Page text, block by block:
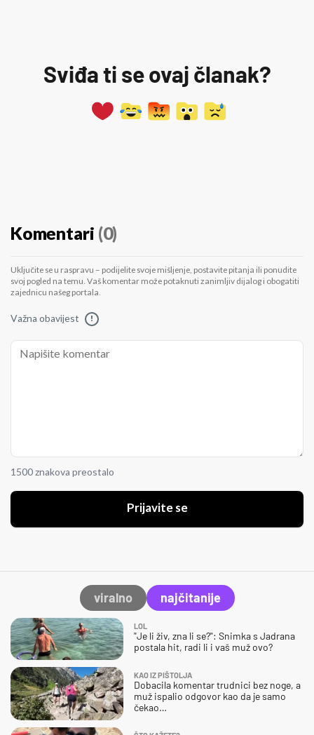
Sviđa ti se ovaj članak?
Komentari (0)
Uključite se u raspravu – podijelite svoje mišljenje, postavite pitanja ili ponudite
svoj pogled na temu. Vaš komentar može potaknuti zanimljiv dijalog i obogatiti
zajednicu našeg portala.
Važna obavijest !
1500 znakova preostalo
Prijavite se
viralno najčitanije
LOL
"Je li živ, zna li se?": Snimka s Jadrana
postala hit, radi li i vaš muž ovo?
KAO IZ PIŠTOLJA
Dobacila komentar trudnici bez noge, a
muž ispalio odgovor kao da je samo
čekao…